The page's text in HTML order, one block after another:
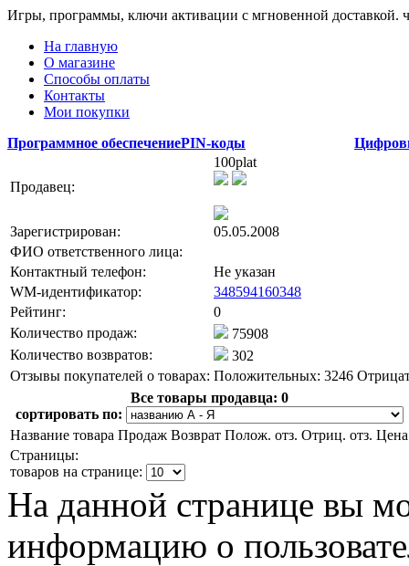
Игры, программы, ключи активации с мгновенной доставкой.
На главную
О магазине
Способы оплаты
Контакты
Мои покупки
Программное обеспечениеPIN-коды
Продавец:
100plat
Зарегистрирован:
05.05.2008
ФИО ответственного лица:
Контактный телефон:
Не указан
WM-идентификатор:
348594160348
Рейтинг:
0
Количество продаж:
75908
Количество возвратов:
302
Отзывы покупателей о товарах: Положительных: 3246
Все товары продавца: 0
сортировать по:
Название товара Продаж Возврат Полож. отз. Отриц. отз. Цена
Страницы:
товаров на странице:
На данной странице вы
информацию о